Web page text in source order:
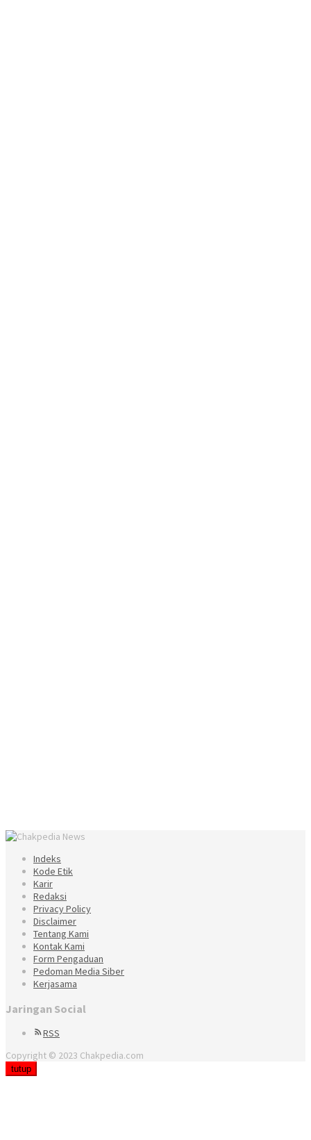
Indeks
Kode Etik
Karir
Redaksi
Privacy Policy
Disclaimer
Tentang Kami
Kontak Kami
Form Pengaduan
Pedoman Media Siber
Kerjasama
Jaringan Social
RSS
Copyright © 2023 Chakpedia.com
tutup